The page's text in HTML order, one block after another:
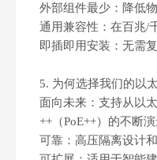
外部组件最少‌：降低
通用兼容性‌：在百兆/
即插即用安装‌：无需
5. 为何选择我们的以
面向未来‌：支持从以
++（PoE++）的不断演
可靠‌：高压隔离设计
为什么PoE技术正在改变